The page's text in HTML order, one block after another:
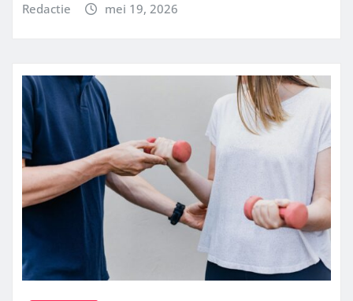
Redactie mei 19, 2026